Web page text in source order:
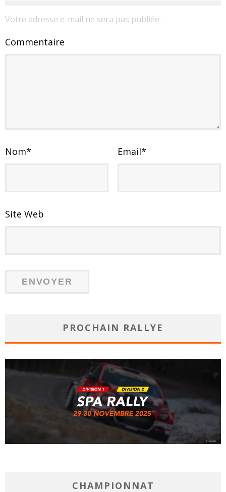
Votre adresse e-mail ne sera pas publiée.
Commentaire
Nom* Email*
Site Web
PROCHAIN RALLYE
CHAMPIONNAT